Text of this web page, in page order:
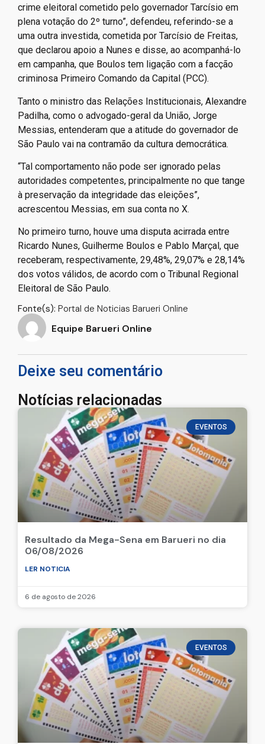
crime eleitoral cometido pelo governador Tarcísio em
plena votação do 2º turno”, defendeu, referindo-se a
uma outra investida, cometida por Tarcísio de Freitas,
que declarou apoio a Nunes e disse, ao acompanhá-lo
em campanha, que Boulos tem ligação com a facção
criminosa Primeiro Comando da Capital (PCC).
Tanto o ministro das Relações Institucionais, Alexandre
Padilha, como o advogado-geral da União, Jorge
Messias, entenderam que a atitude do governador de
São Paulo vai na contramão da cultura democrática.
“Tal comportamento não pode ser ignorado pelas
autoridades competentes, principalmente no que tange
à preservação da integridade das eleições”,
acrescentou Messias, em sua conta no X.
No primeiro turno, houve uma disputa acirrada entre
Ricardo Nunes, Guilherme Boulos e Pablo Marçal, que
receberam, respectivamente, 29,48%, 29,07% e 28,14%
dos votos válidos, de acordo com o Tribunal Regional
Eleitoral de São Paulo.
Fonte(s): Portal de Noticias Barueri Online
Equipe Barueri Online
Deixe seu comentário
Notícias relacionadas
EVENTOS
Resultado da Mega-Sena em Barueri no dia
06/08/2026
LER NOTICIA
6 de agosto de 2026
EVENTOS